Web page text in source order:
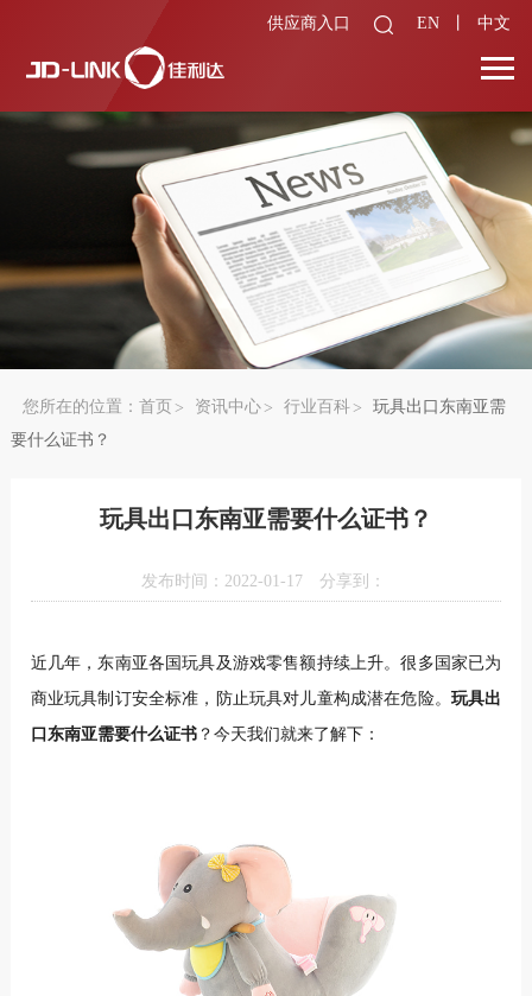
供应商入口 EN 中文
您所在的位置： 首页 资讯中心 行业百科
玩具出口东南亚需
要什么证书？
玩具出口东南亚需要什么证书？
发布时间：2022-01-17 分享到：
近几年，东南亚各国玩具及游戏零售额持续上升。很多国家已为
商业玩具制订安全标准，防止玩具对儿童构成潜在危险。 玩具出
口东南亚需要什么证书？今天我们就来了解下：